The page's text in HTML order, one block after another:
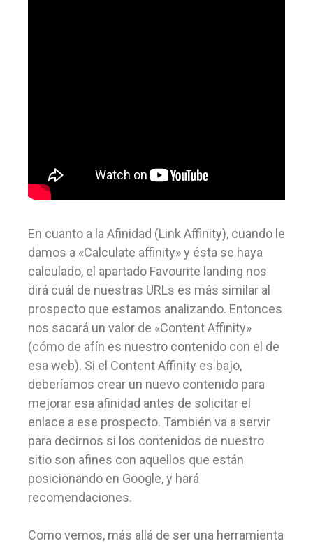
En cuanto a la Afinidad (Link Affinity), cuando le
damos a «Calculate affinity» y ésta se haya
calculado, el apartado Favourite landing nos
dirá cuál de nuestras URLs es más similar al
prospecto que estamos analizando. Entonces
nos sacará un valor de «Content Affinity»
(cómo de afín es nuestro contenido con el de
esa web). Si el Content Affinity es bajo,
deberíamos crear un nuevo contenido para
mejorar esa afinidad antes de solicitar el
enlace a ese prospecto. También va a servir
para decirnos si los contenidos de nuestro
sitio son afines con aquellos que están
posicionando en Google, y hará
recomendaciones.
Como vemos, más allá de ser una herramienta